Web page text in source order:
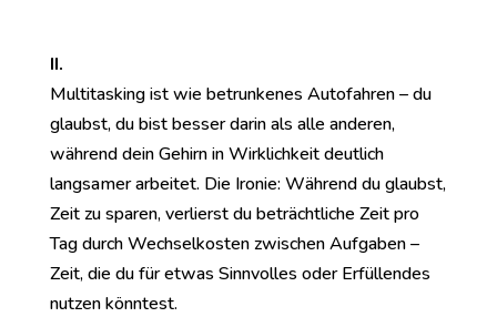
II.
Multitasking ist wie betrunkenes Autofahren – du
glaubst, du bist besser darin als alle anderen,
während dein Gehirn in Wirklichkeit deutlich
langsamer arbeitet. Die Ironie: Während du glaubst,
Zeit zu sparen, verlierst du beträchtliche Zeit pro
Tag durch Wechselkosten zwischen Aufgaben –
Zeit, die du für etwas Sinnvolles oder Erfüllendes
nutzen könntest.